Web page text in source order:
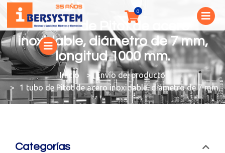
1 tubo de Pitot de acero
inoxidable, diámetro de 7 mm,
longitud 1000 mm.
You are here:
Envío del producto
1 tubo de Pitot de acero inoxidable, diámetro de 7 mm,
Categorías